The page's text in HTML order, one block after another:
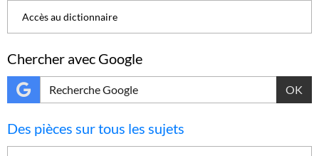
Accès au dictionnaire
Chercher avec Google
OK
Des pièces sur tous les sujets